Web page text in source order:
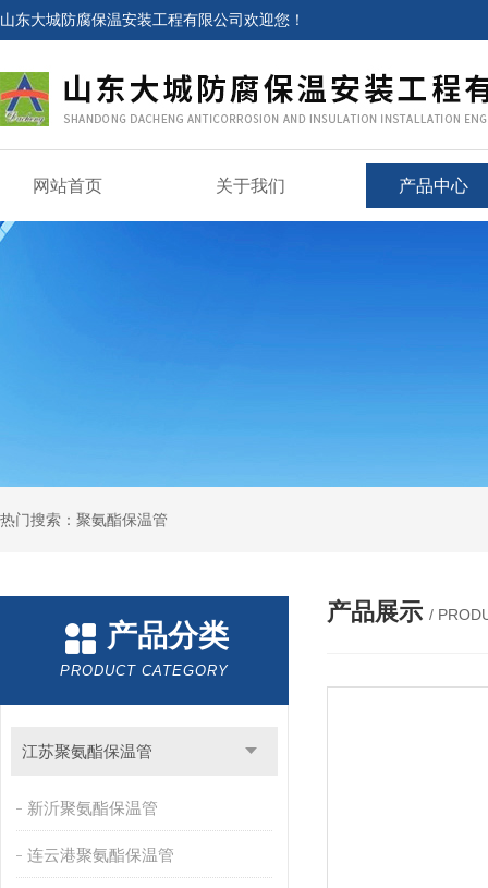
山东大城防腐保温安装工程有限公司欢迎您！
网站首页 关于我们 产品中心
热门搜索：聚氨酯保温管
产品分类
PRODUCT CATEGORY
江苏聚氨酯保温管
新沂聚氨酯保温管
连云港聚氨酯保温管
产品展示 /